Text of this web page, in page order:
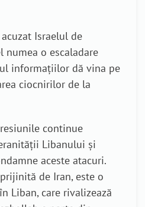
Israelul de
numea o escaladare
informațiilor dă vina pe
ciocnirilor de la
continue
Libanului și
aceste atacuri.
de Iran, este o
Liban, care rivalizează